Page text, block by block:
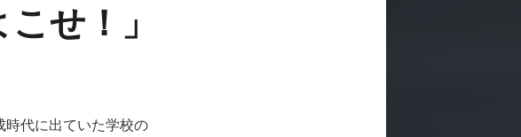
せ！」
時代に出ていた学校の